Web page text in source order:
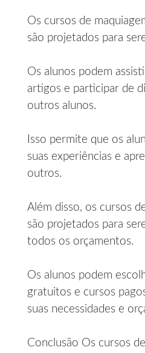
Os cursos de
são projetados para
Os alunos podem
artigos e participar de
outros alunos.
Isso permite que os
suas experiências e
outros.
Além disso, os cursos
são projetados para
todos os orçamentos.
Os alunos podem
gratuitos e cursos
suas necessidades e
Conclusão Os cursos